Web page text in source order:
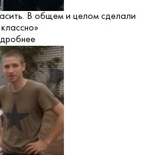
В общем и целом сделали